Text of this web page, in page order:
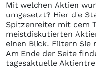
Mit welchen Aktien
umgesetzt? Hier die
Spitzenreiter mit dem
meistdiskutierten
einen Blick. Filtern Sie
Am Ende der Seite
tagesaktuelle